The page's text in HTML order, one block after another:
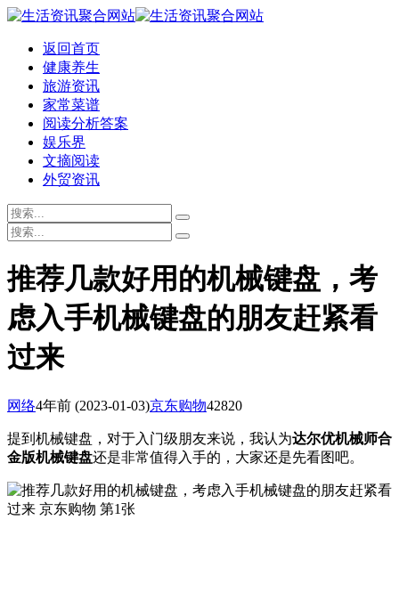
返回首页
健康养生
旅游资讯
家常菜谱
阅读分析答案
娱乐界
文摘阅读
外贸资讯
推荐几款好用的机械键盘，考
虑入手机械键盘的朋友赶紧看
过来
网络4年前 (2023-01-03)京东购物42820
提到机械键盘，对于入门级朋友来说，我认为达尔优机械师合
金版机械键盘还是非常值得入手的，大家还是先看图吧。